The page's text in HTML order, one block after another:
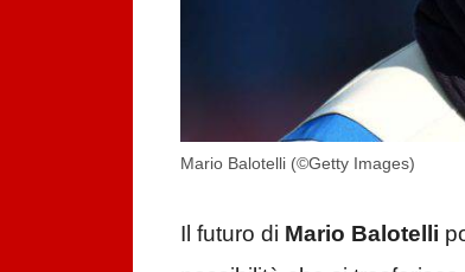
Mario Balotelli (©Getty Images)
Il futuro di Mario Balotelli